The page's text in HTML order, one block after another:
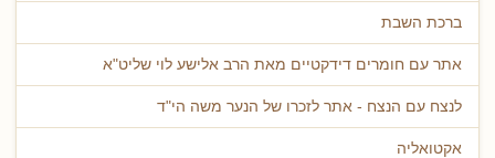
ברכת השבת
אתר עם חומרים דידקטיים מאת הרב אלישע לוי שליט"א
לנצח עם הנצח - אתר לזכרו של הנער משה הי"ד
אקטואליה